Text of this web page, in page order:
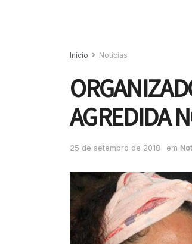
Início Noticias
AGREDIDA
25 de setembro de 2018 em